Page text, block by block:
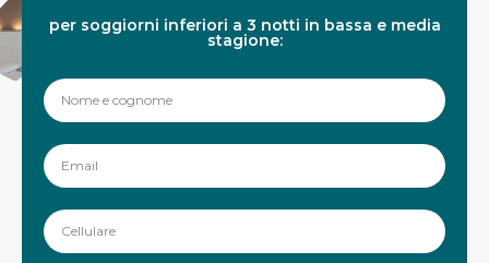
per soggiorni inferiori a 3 notti in bassa e media
stagione: